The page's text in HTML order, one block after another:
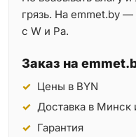
грязь. На emmet.by
с W и Pa.
Заказ на
Цены в BYN
Доставка в Минск
Гарантия